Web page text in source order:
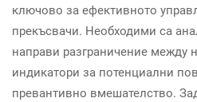
ключово за ефективното
прекъсвачи. Необходими са
направи разграничение между
индикатори за потенциални
превантивно вмешателство.